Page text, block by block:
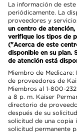
La información de
periódicamente. La
proveedores y
un centro de
verifique los tipos de
("Acerca de este
disponible en su plan.
de atención está
Miembro de
de proveedores de
Miembros al 1-800-
a 8 p. m. Kaiser
directorio de
después de su
solicitud de una copia
solicitud permanente